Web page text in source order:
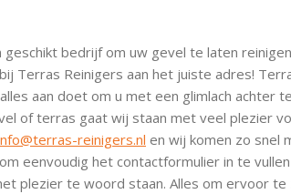
geschikt bedrijf om uw gevel te laten
Terras Reinigers aan het juiste adres!
aan doet om u met een glimlach achter
of terras gaat wij staan met veel plezier
reinigers.nl en wij komen zo snel
eenvoudig het contactformulier in te
plezier te woord staan. Alles om ervoor